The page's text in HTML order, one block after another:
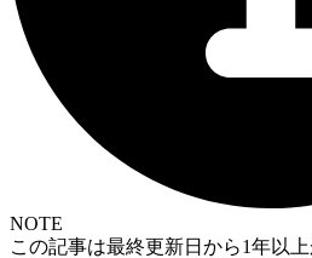
NOTE
この記事は最終更新日から1年以